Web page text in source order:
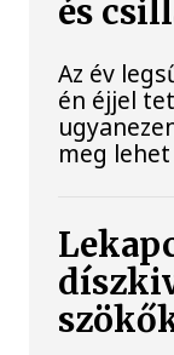
és
Az év
én éjjel
meg